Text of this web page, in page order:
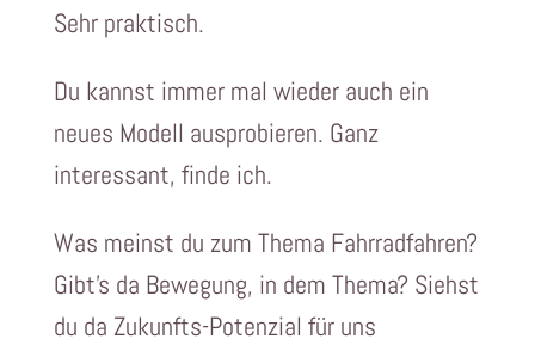
Sehr praktisch.
Du kannst immer mal wieder auch ein
neues Modell ausprobieren. Ganz
interessant, finde ich.
Was meinst du zum Thema Fahrradfahren?
Gibt’s da Bewegung, in dem Thema? Siehst
du da Zukunfts-Potenzial für uns